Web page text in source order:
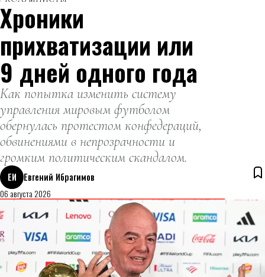
Хроники
прихватизации или
9 дней одного года
Как попытка изменить систему
управления мировым футболом
обернулась протестом конфедераций,
обвинениями в непрозрачности и
громким политическим скандалом.
ЕИ
Евгений Ибрагимов
06 августа 2026